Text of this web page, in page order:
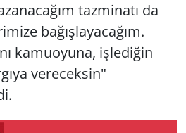
tazminatı da
bağışlayacağım.
kamuoyuna, işlediğin
vereceksin"